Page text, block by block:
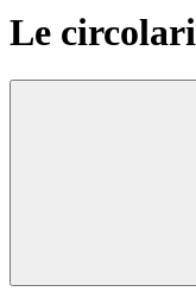
Le circolari